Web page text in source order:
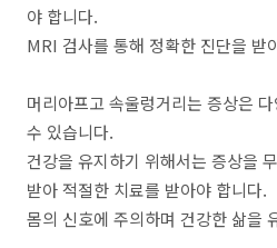
야 합니다.
MRI 검사를 통해 정확한 진단을 받
머리아프고속울렁거리는 증상은
수 있습니다.
건강을 유지하기 위해서는 증상을
받아적절한 치료를 받아야 합니다.
몸의 신호에 주의하며 건강한 삶을